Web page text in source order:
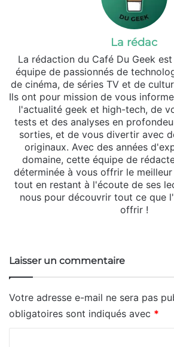
La rédac
La rédaction du Café Du Geek
équipe de passionnés de
de cinéma, de séries TV et de
Ils ont pour mission de vous
l'actualité geek et high-tech, de
tests et des analyses en
sorties, et de vous divertir avec
originaux. Avec des années
domaine, cette équipe de
déterminée à vous offrir le
tout en restant à l'écoute de ses
nous pour découvrir tout ce que
offrir !
Laisser un commentaire
Votre adresse e-mail ne sera pas
obligatoires sont indiqués avec *